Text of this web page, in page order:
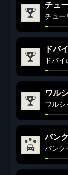
チュ
チュー
ドバ
ドバ
ワル
ワルシ
バン
バンク